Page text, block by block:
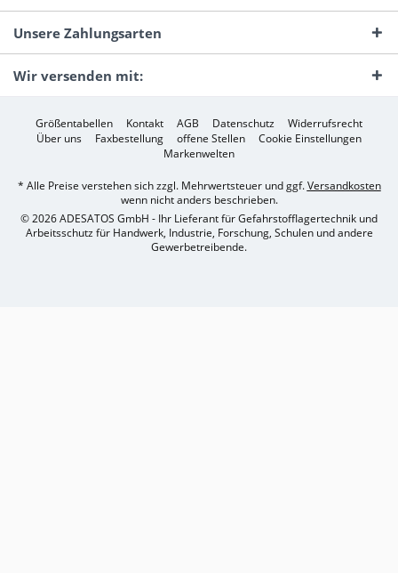
Unsere Zahlungsarten
Wir versenden mit:
Größentabellen Kontakt AGB Datenschutz
Widerrufsrecht
Über uns
Faxbestellung offene Stellen
Cookie Einstellungen
Markenwelten
* Alle Preise verstehen sich zzgl. Mehrwertsteuer und ggf.Versandkosten
wenn nicht anders beschrieben.
© 2026 ADESATOS GmbH - Ihr Lieferant für Gefahrstofflagertechnik und
Arbeitsschutz für Handwerk, Industrie, Forschung, Schulen und andere
Gewerbetreibende.